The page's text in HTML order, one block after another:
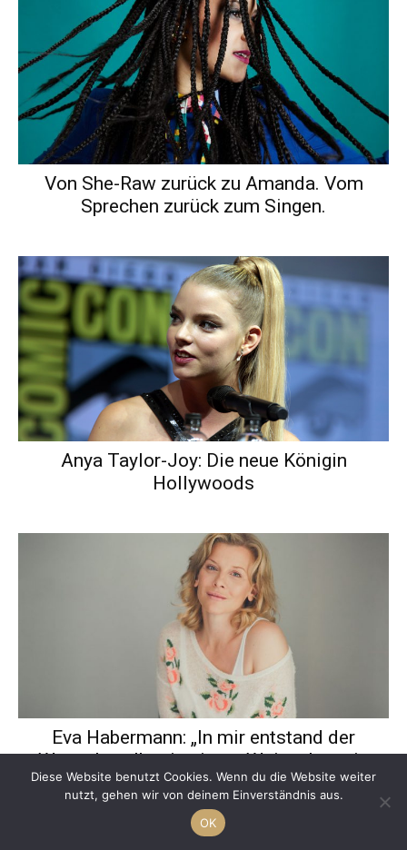
Von She-Raw zurück zu Amanda. Vom
Sprechen zurück zum Singen.
Anya Taylor-Joy: Die neue Königin
Hollywoods
Eva Habermann: „In mir entstand der
Wunsch, selbst in einem Waisenhaus in
Haiti zu arbeiten und mit anzupacken.“
Diese Website benutzt Cookies. Wenn du die Website weiter
nutzt, gehen wir von deinem Einverständnis aus.
OK